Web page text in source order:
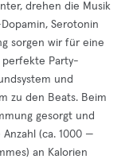
drehen die Musik
Serotonin
sorgen wir für eine
perfekte Party-
und
zu den Beats. Beim
gesorgt und
(ca. 1000 —
an Kalorien